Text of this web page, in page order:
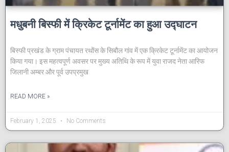
मधुबनी बिस्फी में क्रिकेट टूर्नामेंट का हुआ उद्घाटन
बिस्फी प्रखंड के ग्राम पंचायत रथोंस के सिबौल गांव में एक क्रिकेट टूर्नामेंट का आयोजन
किया गया। इस महत्वपूर्ण अवसर पर मुख्य अतिथि के रूप में युवा राजद नेता आरिफ
जिलानी अम्बर और पूर्व उपप्रमुख
READ MORE »
February 1, 2025 No Comments